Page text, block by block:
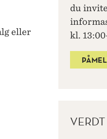
eller
du
kl.